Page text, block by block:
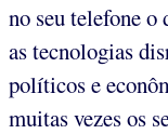
no seu telefone
as tecnologias
políticos e
muitas vezes os